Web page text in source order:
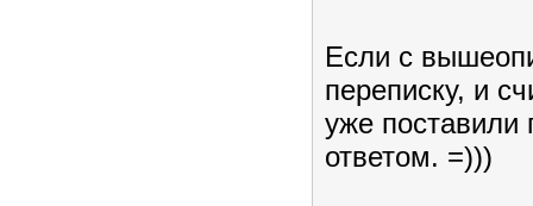
Если с
переписку, и
уже
ответом. =)))